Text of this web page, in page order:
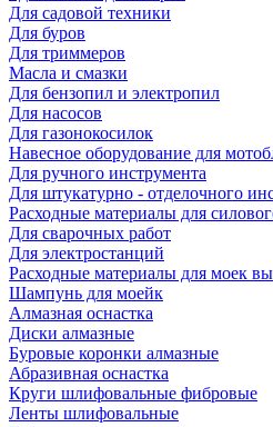
Для садовой техники
Для буров
Для триммеров
Масла и смазки
Для бензопил и электропил
Для насосов
Для газонокосилок
Навесное оборудование для
Для ручного инструмента
Для штукатурно - отделочного
Расходные материалы для
Для сварочных работ
Для электростанций
Расходные материалы для моек
Шампунь для моейк
Алмазная оснастка
Диски алмазные
Буровые коронки алмазные
Абразивная оснастка
Круги шлифовальные фибровые
Ленты шлифовальные